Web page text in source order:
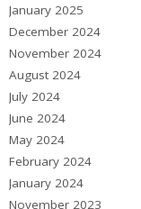
January 2025
December 2024
November 2024
August 2024
July 2024
June 2024
May 2024
February 2024
January 2024
November 2023